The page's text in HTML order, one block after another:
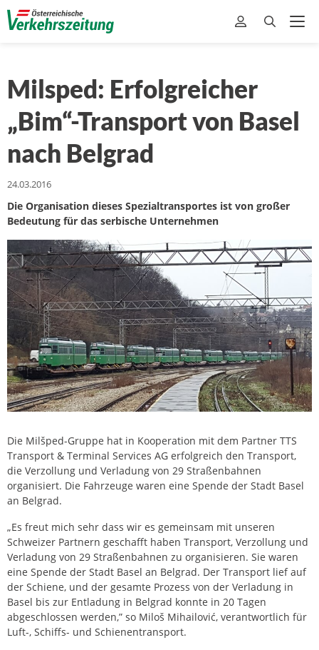
Milsped: Erfolgreicher
„Bim“-Transport von Basel
nach Belgrad
24.03.2016
Die Organisation dieses Spezialtransportes ist von großer
Bedeutung für das serbische Unternehmen
Die Milšped-Gruppe hat in Kooperation mit dem Partner TTS
Transport & Terminal Services AG erfolgreich den Transport,
die Verzollung und Verladung von 29 Straßenbahnen
organisiert. Die Fahrzeuge waren eine Spende der Stadt Basel
an Belgrad.
„Es freut mich sehr dass wir es gemeinsam mit unseren
Schweizer Partnern geschafft haben Transport, Verzollung und
Verladung von 29 Straßenbahnen zu organisieren. Sie waren
eine Spende der Stadt Basel an Belgrad. Der Transport lief auf
der Schiene, und der gesamte Prozess von der Verladung in
Basel bis zur Entladung in Belgrad konnte in 20 Tagen
abgeschlossen werden,” so Miloš Mihailović, verantwortlich für
Luft-, Schiffs- und Schienentransport.